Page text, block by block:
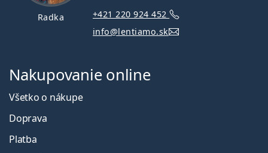
Radka
+421 220 924 452
info@lentiamo.sk
Nakupovanie online
Všetko o nákupe
Doprava
Platba